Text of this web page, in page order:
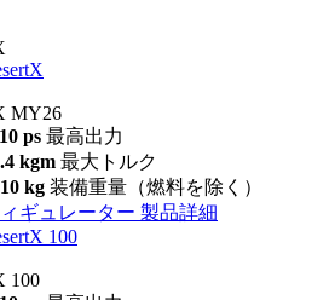
MY26
ps 最高出力
kgm 最大トルク
kg 装備重量（燃料を除く）
ギュレーター 製品詳細
100
100